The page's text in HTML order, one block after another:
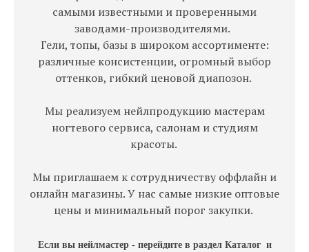
самыми известными и проверенными
заводами-производителями.
Гели, топы, базы в широком ассортименте:
различные консистенции, огромный выбор
оттенков, гибкий ценовой диапозон.
Мы реализуем нейлпродукцию мастерам
ногтевого сервиса, салонам и студиям
красоты.
Мы приглашаем к сотрудничеству оффлайн и
онлайн магазины. У нас самые низкие оптовые
цены и минимальный порог закупки.
Если вы нейлмастер - перейдите в раздел Каталог и